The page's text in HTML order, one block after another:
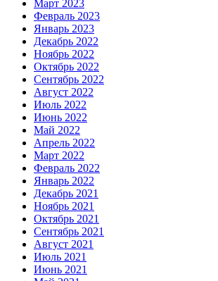
Март 2023
Февраль 2023
Январь 2023
Декабрь 2022
Ноябрь 2022
Октябрь 2022
Сентябрь 2022
Август 2022
Июль 2022
Июнь 2022
Май 2022
Апрель 2022
Март 2022
Февраль 2022
Январь 2022
Декабрь 2021
Ноябрь 2021
Октябрь 2021
Сентябрь 2021
Август 2021
Июль 2021
Июнь 2021